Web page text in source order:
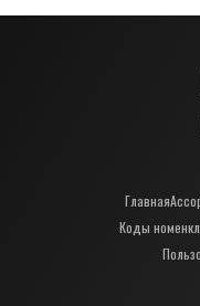
Главная
Коды